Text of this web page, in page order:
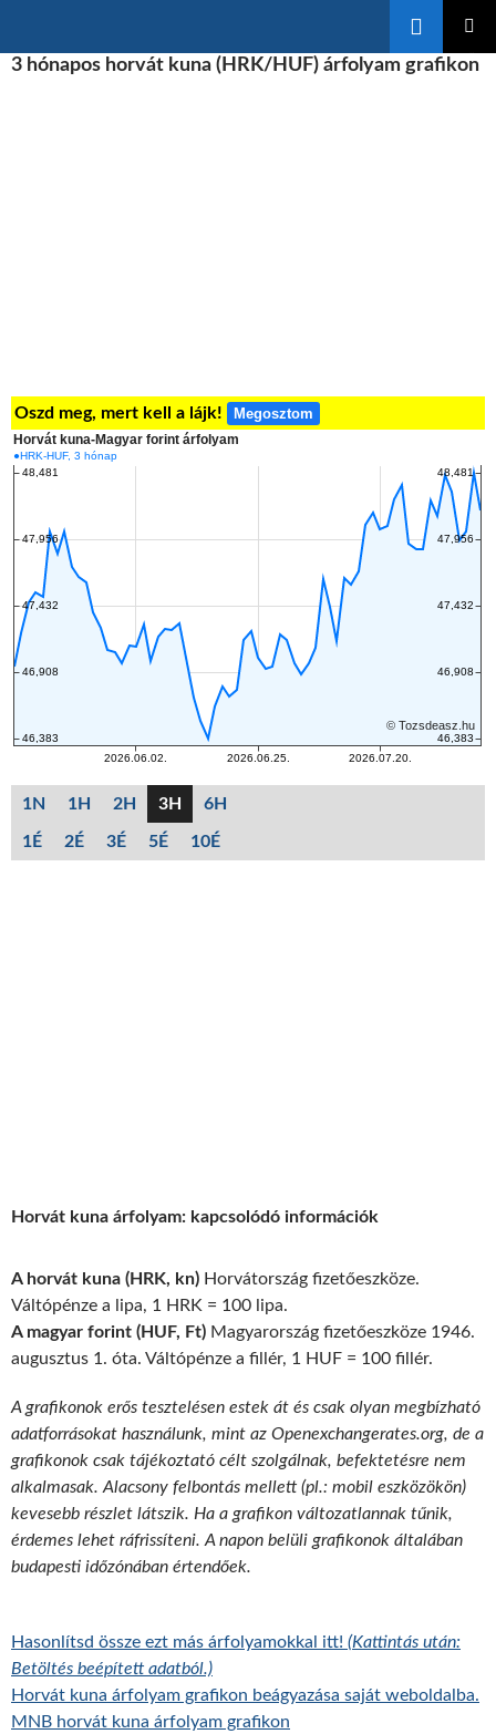
A
3 hónapos horvát kuna (HRK/HUF) árfolyam grafikon
Oszd meg, mert kell a lájk! Megosztom
1N 1H 2H 3H 6H
1É 2É 3É 5É 10É
Horvát kuna árfolyam: kapcsolódó információk
A horvát kuna (HRK, kn) Horvátország fizetőeszköze.
Váltópénze a lipa, 1 HRK = 100 lipa.
A magyar forint (HUF, Ft) Magyarország fizetőeszköze 1946.
augusztus 1. óta. Váltópénze a fillér, 1 HUF = 100 fillér.
A grafikonok erős tesztelésen estek át és csak olyan megbízható
adatforrásokat használunk, mint az Openexchangerates.org, de a
grafikonok csak tájékoztató célt szolgálnak, befektetésre nem
alkalmasak. Alacsony felbontás mellett (pl.: mobil eszközökön)
kevesebb részlet látszik. Ha a grafikon változatlannak tűnik,
érdemes lehet ráfrissíteni. A napon belüli grafikonok általában
budapesti időzónában értendőek.
Hasonlítsd össze ezt más árfolyamokkal itt! (Kattintás után:
Betöltés beépített adatból.)
Horvát kuna árfolyam grafikon beágyazása saját weboldalba.
MNB horvát kuna árfolyam grafikon